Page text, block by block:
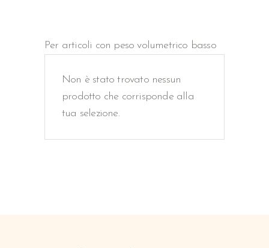
Per articoli con peso volumetrico basso
Non è stato trovato nessun
prodotto che corrisponde alla
tua selezione.